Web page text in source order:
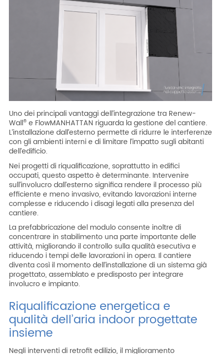
Uno dei principali vantaggi dell’integrazione tra Renew-
Wall®e FlowMANHATTAN riguarda la gestione del cantiere.
L’installazione dall’esterno permette di ridurre le interferenze
con gli ambienti interni e di limitare l’impatto sugli abitanti
dell’edificio.
Nei progetti di riqualificazione, soprattutto in edifici
occupati, questo aspetto è determinante. Intervenire
sull’involucro dall’esterno significa rendere il processo più
efficiente e meno invasivo, evitando lavorazioni interne
complesse e riducendo i disagi legati alla presenza del
cantiere.
La prefabbricazione del modulo consente inoltre di
concentrare in stabilimento una parte importante delle
attività, migliorando il controllo sulla qualità esecutiva e
riducendo i tempi delle lavorazioni in opera. Il cantiere
diventa così il momento dell’installazione di un sistema già
progettato, assemblato e predisposto per integrare
involucro e impianto.
Riqualificazione energetica e
qualità dell’aria indoor progettate
insieme
Negli interventi di retrofit edilizio, il miglioramento